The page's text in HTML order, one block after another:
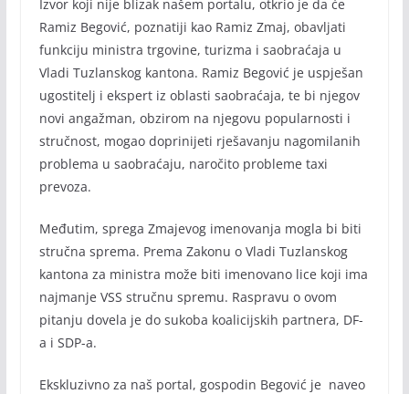
Izvor koji nije blizak našem portalu, otkrio je da će
Ramiz Begović, poznatiji kao Ramiz Zmaj, obavljati
funkciju ministra trgovine, turizma i saobraćaja u
Vladi Tuzlanskog kantona. Ramiz Begović je uspješan
ugostitelj i ekspert iz oblasti saobraćaja, te bi njegov
novi angažman, obzirom na njegovu popularnosti i
stručnost, mogao doprinijeti rješavanju nagomilanih
problema u saobraćaju, naročito probleme taxi
prevoza.
Međutim, sprega Zmajevog imenovanja mogla bi biti
stručna sprema. Prema Zakonu o Vladi Tuzlanskog
kantona za ministra može biti imenovano lice koji ima
najmanje VSS stručnu spremu. Raspravu o ovom
pitanju dovela je do sukoba koalicijskih partnera, DF-
a i SDP-a.
Ekskluzivno za naš portal, gospodin Begović je naveo